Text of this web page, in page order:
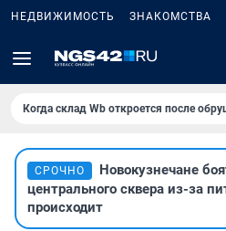
НЕДВИЖИМОСТЬ ЗНАКОМСТВА
Когда склад Wb откроется после
СРОЧНО
Новокузнечане
центрального сквера из-за
происходит